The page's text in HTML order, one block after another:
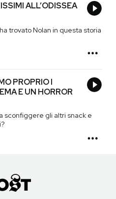
ALL’ODISSEA
trovato Nolan in questa storia
PROPRIO I
E UN HORROR
sconfiggere gli altri snack e